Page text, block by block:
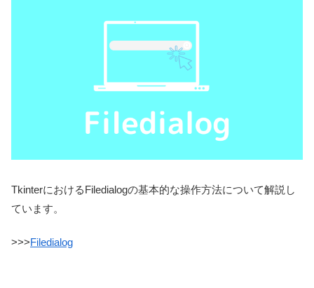
TkinterにおけるFiledialogの基本的な操作方法について解説し
ています。
>>>Filedialog